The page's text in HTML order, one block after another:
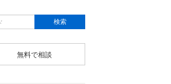
無料で相談